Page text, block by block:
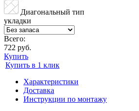
Диагональный тип
укладки
Всего:
722 руб.
Купить
Купить в 1 клик
Характеристики
Доставка
Инструкции по монтажу